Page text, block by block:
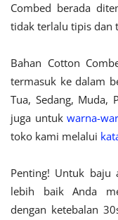
Combed berada
tidak terlalu tipis dan
Bahan Cotton
termasuk ke dalam
Tua, Sedang, Muda,
juga untuk warna-
toko kami melalui
Penting! Untuk baju
lebih baik Anda
dengan ketebalan